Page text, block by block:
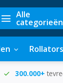
Alle
categorieën
Rollators
300.000+